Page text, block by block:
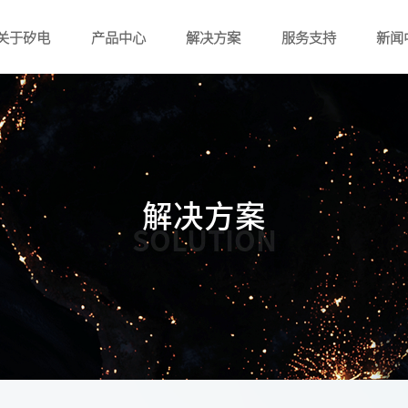
于矽电 产品中心 解决方案 服务支持 新闻
解决方案
SOLUTION